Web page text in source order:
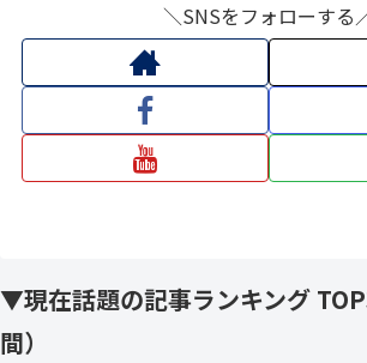
＼SNSをフォローする
▼現在話題の記事ランキング
間）